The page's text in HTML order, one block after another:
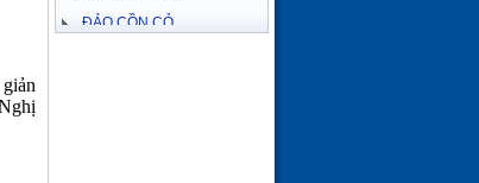
Lịch sử hình thành